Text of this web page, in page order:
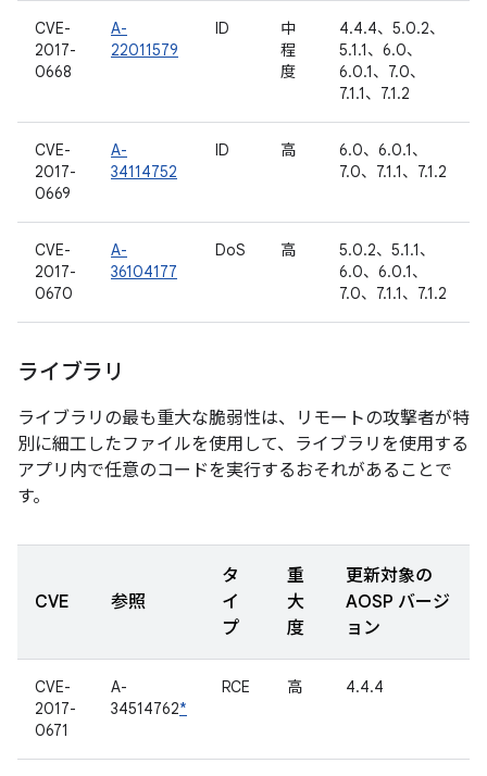
CVE-
2017-
0668
A-
22011579
ID
中
程
度
4.4.4、5.0.2、
5.1.1、6.0、
6.0.1、7.0、
7.1.1、7.1.2
CVE-
2017-
0669
A-
34114752
ID 高
6.0、6.0.1、
7.0、7.1.1、7.1.2
CVE-
2017-
0670
A-
36104177
DoS 高
5.0.2、5.1.1、
6.0、6.0.1、
7.0、7.1.1、7.1.2
ライブラリ
ライブラリの最も重大な脆弱性は、リモートの攻撃者が特
別に細工したファイルを使用して、ライブラリを使用する
アプリ内で任意のコードを実行するおそれがあることで
す。
CVE 参照
タ
イ
プ
重
大
度
更新対象の
AOSP バージ
ョン
CVE-
2017-
0671
A-
34514762*
RCE 高 4.4.4